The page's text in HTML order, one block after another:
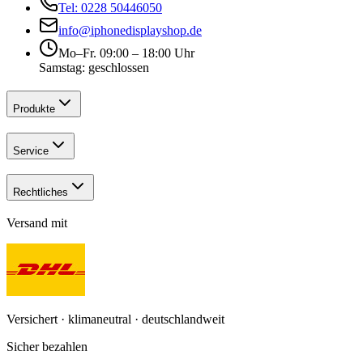
Tel: 0228 50446050
info@iphonedisplayshop.de
Mo–Fr. 09:00 – 18:00 Uhr
Samstag: geschlossen
Produkte
Service
Rechtliches
Versand mit
Versichert · klimaneutral · deutschlandweit
Sicher bezahlen